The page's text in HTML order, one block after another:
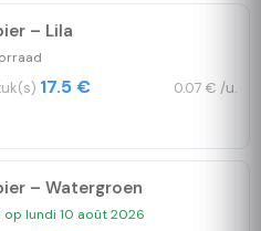
– Lila
17.5 € 0.07 € /u.
– Watergroen
op lundi 10 août 2026